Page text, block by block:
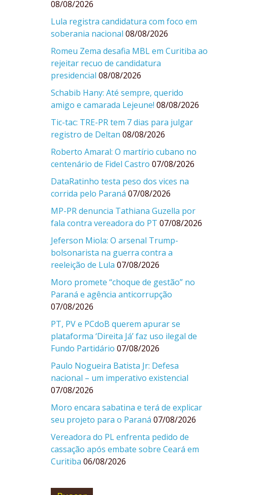
08/08/2026
Lula registra candidatura com foco em
soberania nacional 08/08/2026
Romeu Zema desafia MBL em Curitiba ao
rejeitar recuo de candidatura
presidencial 08/08/2026
Schabib Hany: Até sempre, querido
amigo e camarada Lejeune! 08/08/2026
Tic-tac: TRE-PR tem 7 dias para julgar
registro de Deltan 08/08/2026
Roberto Amaral: O martírio cubano no
centenário de Fidel Castro 07/08/2026
DataRatinho testa peso dos vices na
corrida pelo Paraná 07/08/2026
MP-PR denuncia Tathiana Guzella por
fala contra vereadora do PT 07/08/2026
Jeferson Miola: O arsenal Trump-
bolsonarista na guerra contra a
reeleição de Lula 07/08/2026
Moro promete “choque de gestão” no
Paraná e agência anticorrupção
07/08/2026
PT, PV e PCdoB querem apurar se
plataforma ‘Direita Já’ faz uso ilegal de
Fundo Partidário 07/08/2026
Paulo Nogueira Batista Jr: Defesa
nacional – um imperativo existencial
07/08/2026
Moro encara sabatina e terá de explicar
seu projeto para o Paraná 07/08/2026
Vereadora do PL enfrenta pedido de
cassação após embate sobre Ceará em
Curitiba 06/08/2026